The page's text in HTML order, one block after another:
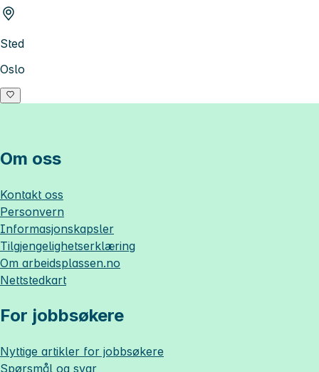
Sted
Oslo
Om oss
Kontakt oss
Personvern
Informasjonskapsler
Tilgjengelighetserklæring
Om arbeidsplassen.no
Nettstedkart
For jobbsøkere
Nyttige artikler for jobbsøkere
Spørsmål og svar